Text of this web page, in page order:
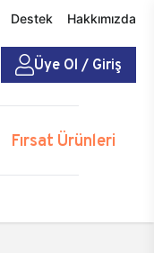
Destek Hakkımızda
Üye Ol / Giriş
Fırsat Ürünleri